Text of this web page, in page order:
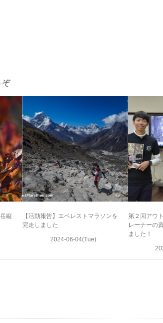
ぞ
縦
【活動報告】エベレストマラソンを
完走しました
2024-06-04(Tue)
第２回アウ
レーナーの
ました！